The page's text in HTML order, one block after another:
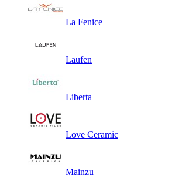
La Fenice
Laufen
Liberta
Love Ceramic
Mainzu